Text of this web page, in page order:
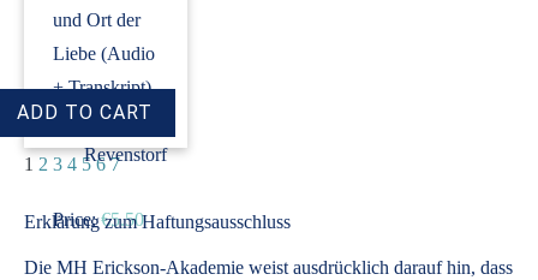
und Ort der
Liebe (Audio
+ Transkript)
›Dirk
Revenstorf
Price: €5.50
1 2 3 4 5 6 7
Erklärung zum Haftungsausschluss
Die MH Erickson-Akademie weist ausdrücklich darauf hin, dass